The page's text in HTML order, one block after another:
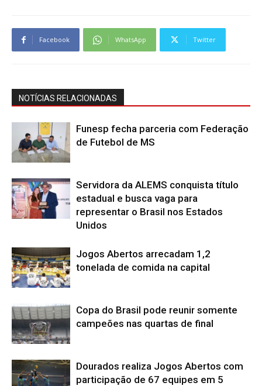
Facebook WhatsApp Twitter
NOTÍCIAS RELACIONADAS
Funesp fecha parceria com Federação
de Futebol de MS
Servidora da ALEMS conquista título
estadual e busca vaga para
representar o Brasil nos Estados
Unidos
Jogos Abertos arrecadam 1,2
tonelada de comida na capital
Copa do Brasil pode reunir somente
campeões nas quartas de final
Dourados realiza Jogos Abertos com
participação de 67 equipes em 5